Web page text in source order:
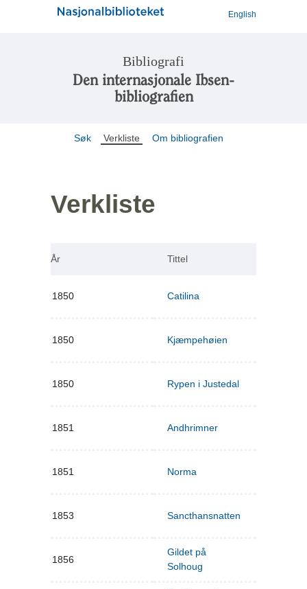
English
Bibliografi
Den internasjonale Ibsen-
bibliografien
Søk Verkliste Om bibliografien
Verkliste
År Tittel
1850 Catilina
1850 Kjæmpehøien
1850 Rypen i Justedal
1851 Andhrimner
1851 Norma
1853 Sancthansnatten
1856
Gildet på
Solhoug